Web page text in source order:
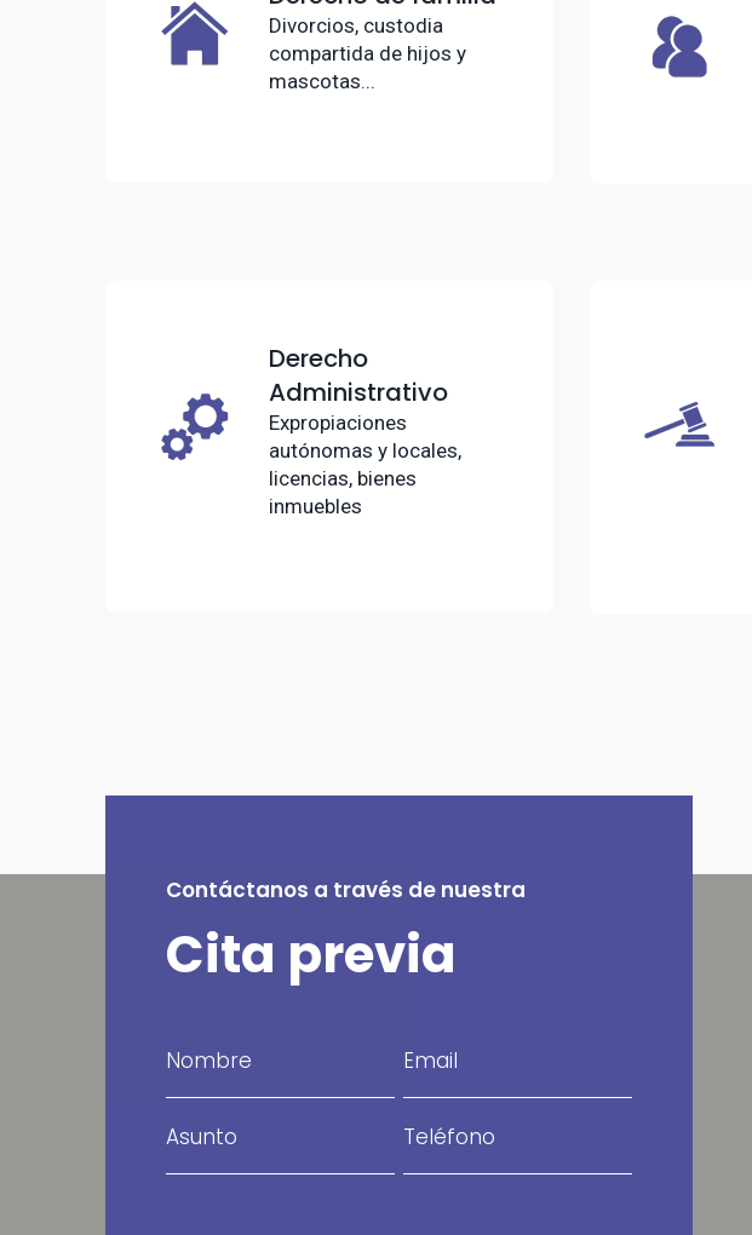
Divorcios, custodia
compartida de hijos y
mascotas...
Derecho
Administrativo
Expropiaciones
autónomas y locales,
licencias, bienes
inmuebles
Contáctanos a través de nuestra
Cita previa